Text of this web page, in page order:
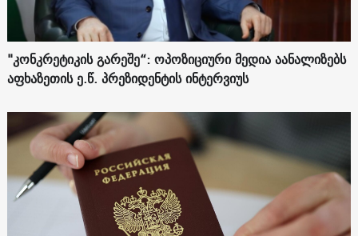
"კონკრეტიკის გარეშე“: ოპოზიციური მედია აანალიზებს
აფხაზეთის ე.წ. პრეზიდენტის ინტერვიუს